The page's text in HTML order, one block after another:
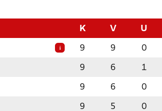
K V U
i 9 9 0
9 6 1
9 6 0
9 5 0